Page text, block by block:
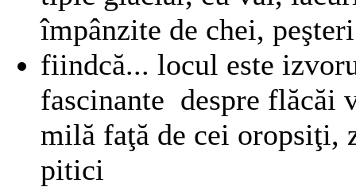
împânzite de chei,
fiindcă... locul este
fascinante despre flăcăi
milă faţă de cei oropsiţi,
pitici